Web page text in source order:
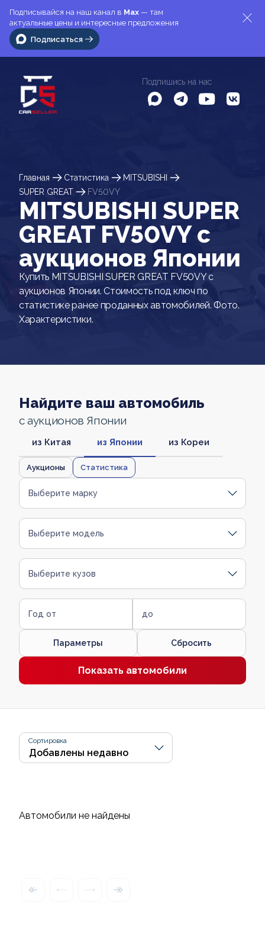
Подписывайся на наш канал в Max — там
актуальные цены и интересные предложения
Подписаться
Подпишись на нас
Главная Статистика
MITSUBISHI
SUPER GREAT
FV50VY
MITSUBISHI SUPER
GREAT FV50VY c
аукционов Японии
Купить MITSUBISHI SUPER GREAT FV50VY с
аукционов Японии. Стоимость под ключ по
статистике ранее проданных автомобилей. Фото.
Характеристики.
Найдите ваш автомобиль
с аукционов Японии
из Китая из Японии из Кореи
Аукционы Статистика
Выберите марку
Выберите модель
Выберите кузов
Год от до
Параметры Сбросить
Показать автомобили
Сортировка
Автомобили не найдены